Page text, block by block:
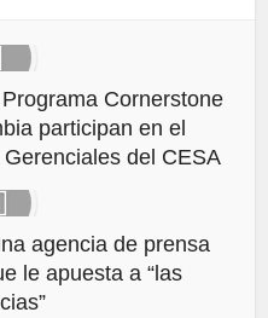
Cornerstone
participan en el
del CESA
agencia de prensa
le apuesta a “las